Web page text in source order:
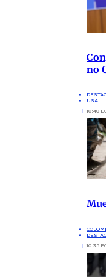
no
USA
10:40
10:35